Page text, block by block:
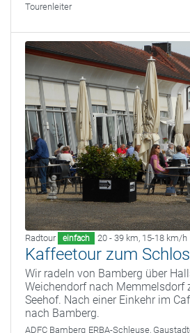
Tourenleiter
Radtour einfach 20 - 39 km, 15-18 km/h
Kaffeetour zum
Wir radeln von Bamberg über
Weichendorf nach Memmelsdorf
Seehof. Nach einer Einkehr im
nach Bamberg.
ADFC Bamberg ERBA-Schleuse,